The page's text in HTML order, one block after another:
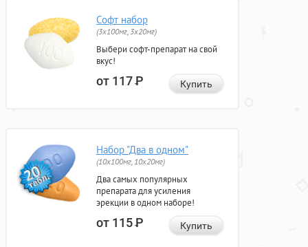
Софт набор
(3x100мг, 3x20мг)
Выбери софт-препарат на свой
вкус!
от 117Р Купить
Набор "Два в одном"
(10x100мг, 10x20мг)
Два самых популярных
препарата для усиления
эрекции в одном наборе!
от 115Р Купить